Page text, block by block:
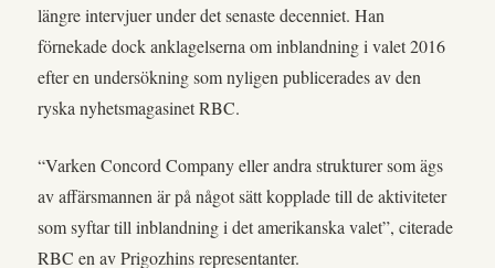
längre intervjuer under det senaste decenniet. Han
förnekade dock anklagelserna om inblandning i valet 2016
efter en undersökning som nyligen publicerades av den
ryska nyhetsmagasinet RBC.
“Varken Concord Company eller andra strukturer som ägs
av affärsmannen är på något sätt kopplade till de aktiviteter
som syftar till inblandning i det amerikanska valet”, citerade
RBC en av Prigozhins representanter.